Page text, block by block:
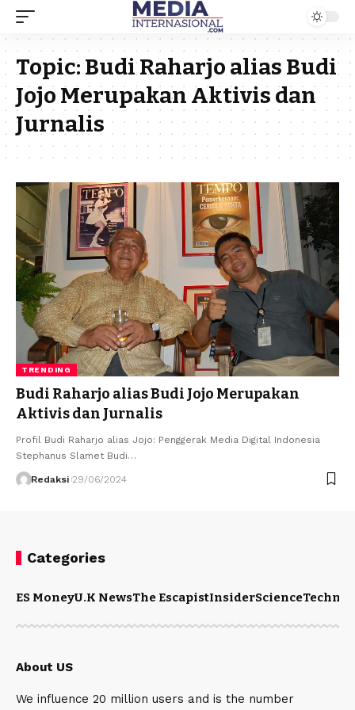
Topic: Budi Raharjo alias Budi
Jojo Merupakan Aktivis dan
Jurnalis
TRENDING
Budi Raharjo alias Budi Jojo Merupakan
Aktivis dan Jurnalis
Profil Budi Raharjo alias Jojo: Penggerak Media Digital Indonesia
Stephanus Slamet Budi…
Redaksi 29/06/2024
Categories
ES MoneyU.K NewsThe EscapistInsiderScience
About US
We influence 20 million users and is the number